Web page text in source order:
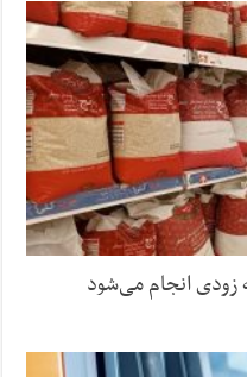
زودی انجام می‌شود